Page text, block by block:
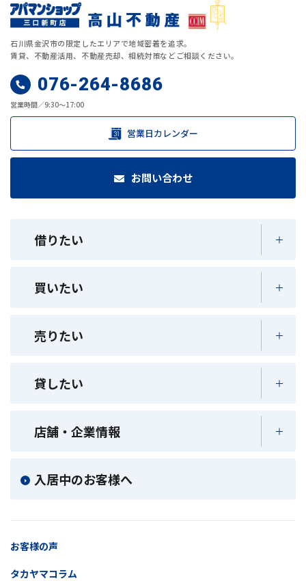
石川県金沢市の限定したエリアで地域密着を追求。
賃貸、不動産活用、不動産売却、相続対策などご相談ください。
076-264-8686
営業時間／9:30～17:00
営業日カレンダー
お問い合わせ
借りたい
買いたい
売りたい
貸したい
店舗・企業情報
入居中のお客様へ
お客様の声
タカヤマコラム